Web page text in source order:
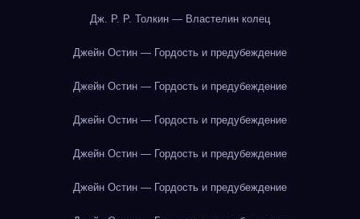
Дж. Р. Р. Толкин — Властелин колец
Джейн Остин — Гордость и предубеждение
Джейн Остин — Гордость и предубеждение
Джейн Остин — Гордость и предубеждение
Джейн Остин — Гордость и предубеждение
Джейн Остин — Гордость и предубеждение